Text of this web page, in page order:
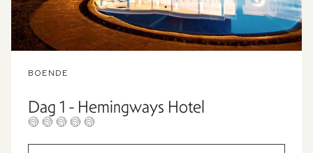
BOENDE
Dag 1 - Hemingways Hotel